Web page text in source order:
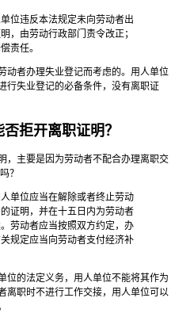
位违反本法规定未向劳动者出
，由劳动行政部门责令改正；
责任。
动者办理失业登记而考虑的。用人单位
行失业登记的必备条件，没有离职证
拒开离职证明？
，主要是因为劳动者不配合办理离职交
？
单位应当在解除或者终止劳动
证明，并在十五日内为劳动者
劳动者应当按照双方约定，办
规定应当向劳动者支付经济补
位的法定义务，用人单位不能将其作为
离职时不进行工作交接，用人单位可以